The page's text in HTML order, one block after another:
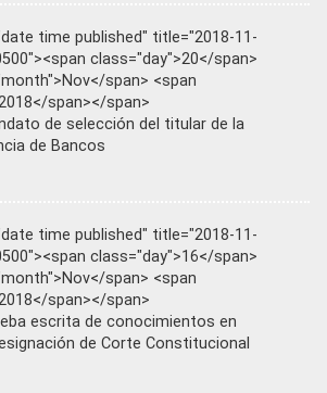
time published" title="2018-11-
class="day">20</span>
span> <span
span></span>
de selección del titular de la
de Bancos
time published" title="2018-11-
class="day">16</span>
span> <span
span></span>
escrita de conocimientos en
de Corte Constitucional